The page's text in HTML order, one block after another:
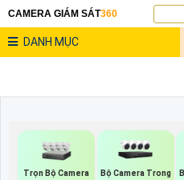
CAMERA GIÁM SÁT360
DANH MỤC
Trọn Bộ Camera
Bộ Camera Trong